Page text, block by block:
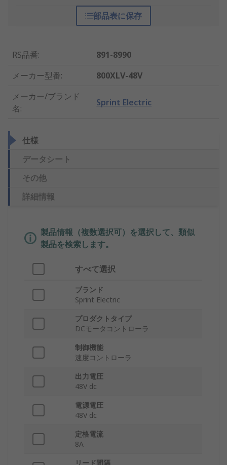
部品表に保存
RS品番:
891-8990
メーカー型番:
800XLV-48V
メーカー/ブランド
名:
Sprint Electric
仕様
データシート
その他
詳細情報
製品情報（複数選択可）を選択して、類似
製品を検索します。
すべて選択
ブランド
Sprint Electric
プロダクトタイプ
DCモータコントローラ
制御機能
速度コントローラ
出力電圧
48V dc
電源電圧
48V dc
定格電流
8A
リード間隔